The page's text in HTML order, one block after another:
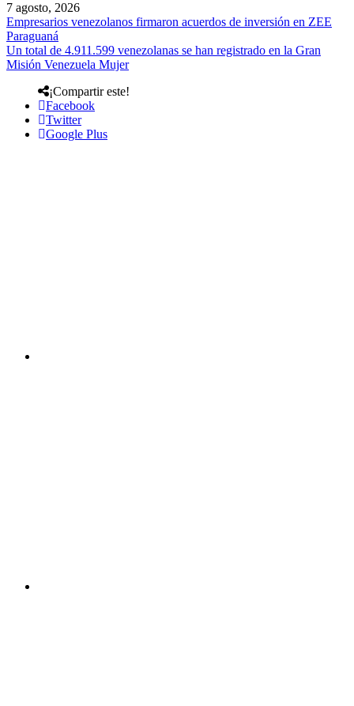
7 agosto, 2026
Empresarios venezolanos firmaron acuerdos de inversión en ZEE
Paraguaná
Un total de 4.911.599 venezolanas se han registrado en la Gran
Misión Venezuela Mujer
¡Compartir este!
Facebook
Twitter
Google Plus